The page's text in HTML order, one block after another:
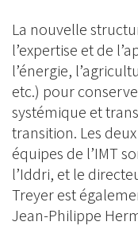
La nouvelle
l’expertise et de
l’énergie,
etc.) pour
systémique et
transition. Les
équipes de l’IMT
l’Iddri, et le
Treyer est
Jean-Philippe